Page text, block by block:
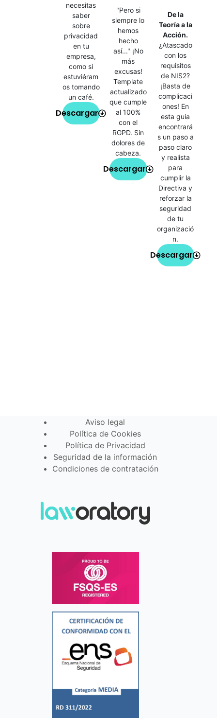
necesitas
saber
sobre
privacidad
en tu
empresa,
como si
estuviéram
os tomando
un café.
Descargar
"Pero si
siempre lo
hemos
hecho
así..." ¡No
más
excusas!
Template
actualizado
que cumple
al 100%
con el
RGPD. Sin
dolores de
cabeza.
Descargar
De la
Teoría a la
Acción.
¿Atascado
con los
requisitos
de NIS2?
¡Basta de
complicaci
ones! En
esta guía
encontrará
s un paso a
paso claro
y realista
para
cumplir la
Directiva y
reforzar la
seguridad
de tu
organizació
n.
Descargar
Aviso legal
Política de Cookies
Política de Privacidad
Seguridad de la información
Condiciones de contratación